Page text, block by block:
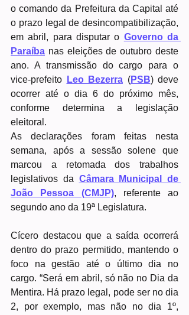
o comando da Prefeitura da Capital até
o prazo legal de desincompatibilização,
em abril, para disputar o Governo da
Paraíba nas eleições de outubro deste
ano. A transmissão do cargo para o
vice-prefeito
Leo Bezerra (PSB) deve
ocorrer até o dia 6 do próximo mês,
conforme determina a legislação
eleitoral.
As declarações foram feitas nesta
semana, após a sessão solene que
marcou a retomada dos trabalhos
legislativos da Câmara Municipal de
João Pessoa (CMJP), referente ao
segundo ano da 19ª Legislatura.
Cícero destacou que a saída ocorrerá
dentro do prazo permitido, mantendo o
foco na gestão até o último dia no
cargo. “Será em abril, só não no Dia da
Mentira. Há prazo legal, pode ser no dia
2, por exemplo, mas não no dia 1º,